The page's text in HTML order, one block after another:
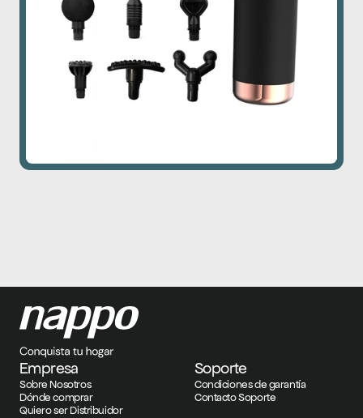
Empresa
Sobre Nosotros
Dónde comprar
Quiero ser Distribuidor
Soporte
Condiciones de garantía
Contacto Soporte